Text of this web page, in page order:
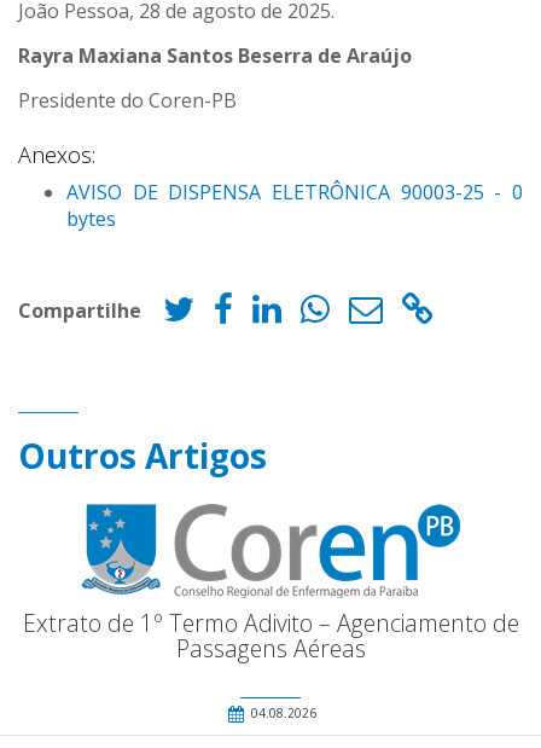
João Pessoa, 28 de agosto de 2025.
Rayra Maxiana Santos Beserra de Araújo
Presidente do Coren-PB
Anexos:
AVISO DE DISPENSA ELETRÔNICA 90003-25 - 0
bytes
Compartilhe
Outros Artigos
Extrato de 1º Termo Adivito – Agenciamento de
Passagens Aéreas
04.08.2026